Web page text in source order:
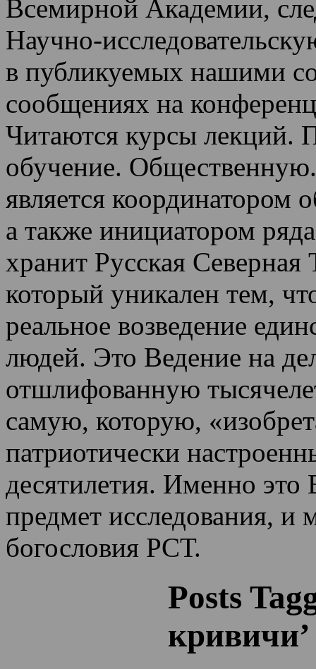
Всемирной Академии,
Научно-
в публикуемых нашими
сообщениях на
Читаются курсы лекций.
обучение.
является
а также инициатором
хранит Русская
который уникален тем,
реальное возведение
людей. Это Ведение на
отшлифованную
самую, которую,
патриотически
десятилетия. Именно это
предмет исследования, и
богословия РСТ.
Posts
кривичи’